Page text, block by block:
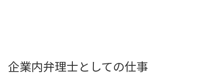
企業内弁理士としての仕事